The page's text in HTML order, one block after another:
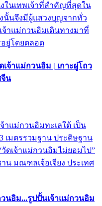
ในเทพเจ้าที่สำคัญที่สุดใน
นั้นจึงมีผู้แสวงบุญจากทั่ว
จ้าแม่กวนอิมเดินทางมาที่
ยู่โดยตลอด
จ้าแม่กวนอิม | เกาะผู่โถว
จีน
แม่กวนอิมทะเลใต้ เป็น
เมตรรวมฐาน ประดิษฐาน
ดเจ้าแม่กวนอิมไม่ยอมไป”
น มณฑลเจ้อเจียง ประเทศ
นอิม...รูปปั้นเจ้าแม่กวนอิม